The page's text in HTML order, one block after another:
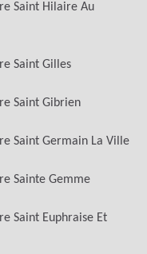
Saint Hilaire Au
Saint Gilles
Saint Gibrien
Saint Germain La Ville
Sainte Gemme
Saint Euphraise Et